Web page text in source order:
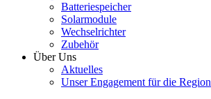
Batteriespeicher
Solarmodule
Wechselrichter
Zubehör
Über Uns
Aktuelles
Unser Engagement für die Region